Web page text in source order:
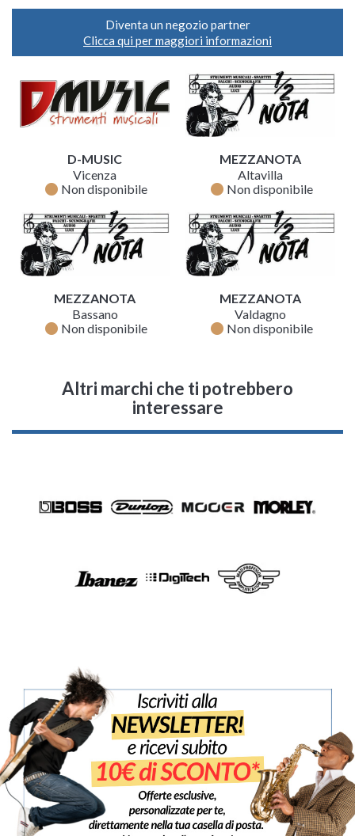
Diventa un negozio partner
Clicca qui per maggiori informazioni
D-MUSIC
Vicenza
fiber_manual_record Non disponibile
MEZZANOTA
Altavilla
fiber_manual_record Non disponibile
MEZZANOTA
Bassano
fiber_manual_record Non disponibile
MEZZANOTA
Valdagno
fiber_manual_record Non disponibile
Altri marchi che ti potrebbero
interessare